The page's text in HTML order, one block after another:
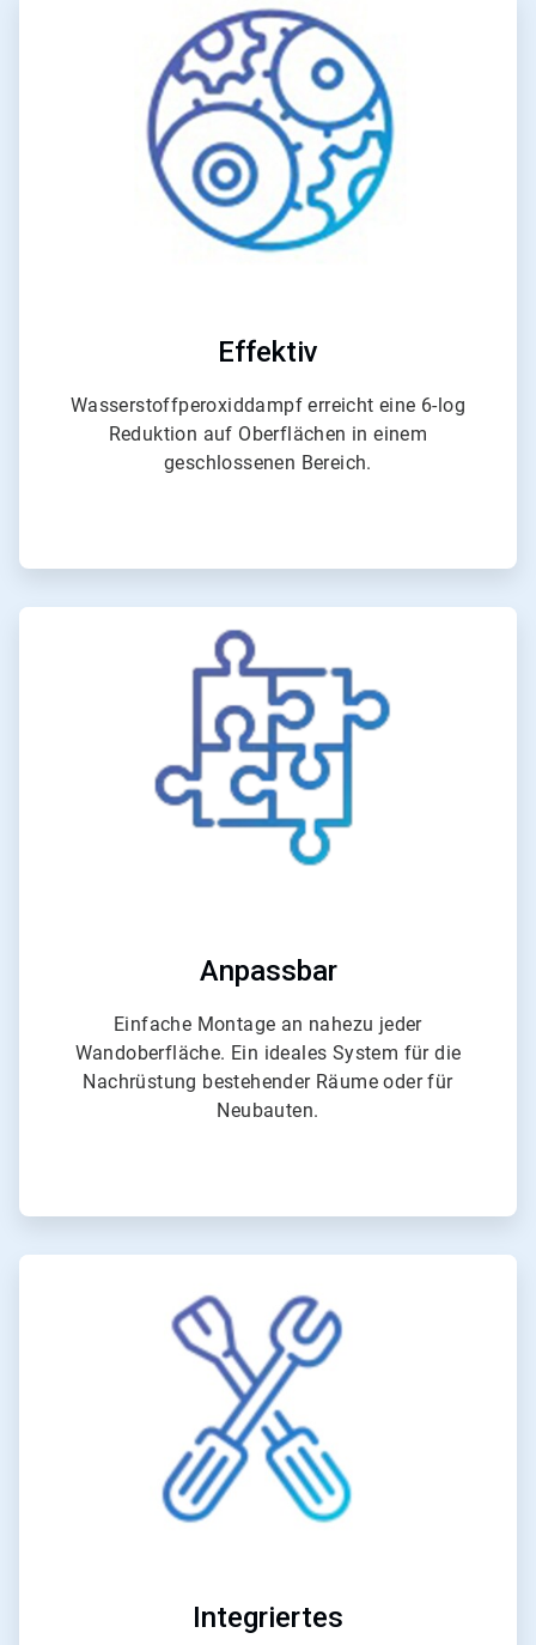
1
von
4
Effektiv
Wasserstoffperoxiddampf erreicht eine 6-log
Reduktion auf Oberflächen in einem
geschlossenen Bereich.
von
Anpassbar
Einfache Montage an nahezu jeder
Wandoberfläche. Ein ideales System für die
Nachrüstung bestehender Räume oder für
Neubauten.
von
4
Integriertes